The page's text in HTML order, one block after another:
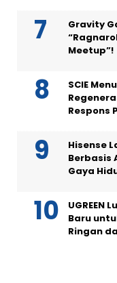
Gravity
Meetup”!
SCIE
Respons
Hisense
Berbasis
Gaya
UGREEN
Baru
Ringan